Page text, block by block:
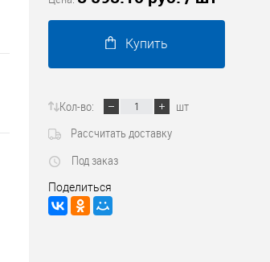
Купить
Кол-во:
шт
Рассчитать доставку
Под заказ
Поделиться